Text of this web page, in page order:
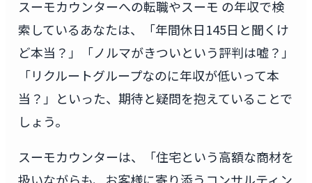
スーモカウンターへの転職やスーモ の年収で検
索しているあなたは、「年間休日145日と聞くけ
ど本当？」「ノルマがきついという評判は嘘？」
「リクルートグループなのに年収が低いって本
当？」といった、期待と疑問を抱えていることで
しょう。
スーモカウンターは、「住宅という高額な商材を
扱いながらも、お客様に寄り添うコンサルティン